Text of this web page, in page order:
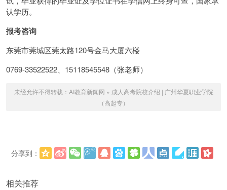
认学历。
报考咨询
东莞市莞城区莞太路120号金马大厦六楼
0769-33522522、15118545548（张老师）
未经允许不得转载： AI教育新闻网 » 成人高考院校介绍 | 广州华夏职业学院
（高起专）
分享到：
相关推荐